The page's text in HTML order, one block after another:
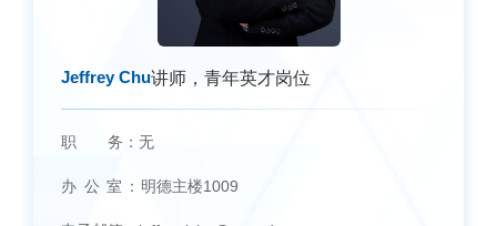
Jeffrey Chu讲师，青年英才岗位
职 务： 无
办 公 室： 明德主楼1009